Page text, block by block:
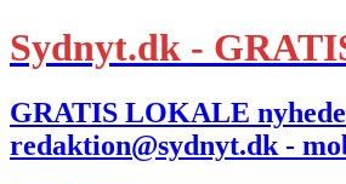
Sydnyt.dk -
GRATIS LOKALE
redaktion@sydnyt.dk -